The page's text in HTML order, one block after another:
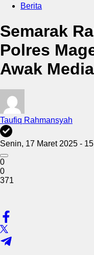
Berita
Semarak
Polres
Awak
Taufiq Rahmansyah
Senin, 17 Maret 2025 -
0
0
371